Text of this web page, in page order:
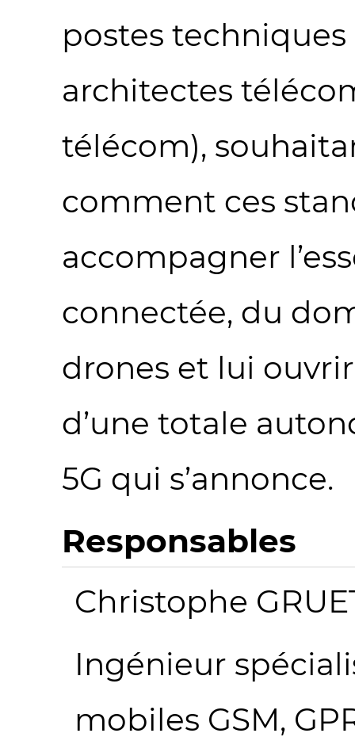
postes
architectes
télécom),
comment ces
accompagner
connectée, du
drones et lui
d’une totale
5G qui s’annonce.
Responsables
Christophe
Ingénieur
mobiles GSM,